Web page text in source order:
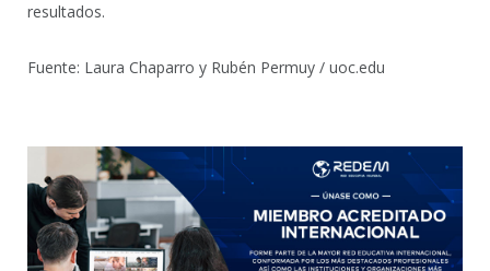
resultados.
Fuente: Laura Chaparro y Rubén Permuy / uoc.edu